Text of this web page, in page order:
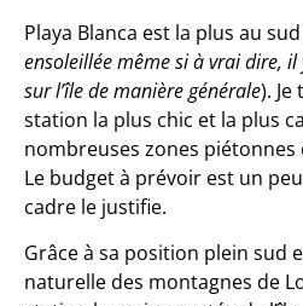
Playa Blanca est la plus au sud
ensoleillée même si à vrai dire,
sur l’île de manière générale). Je
station la plus chic et la plus
nombreuses zones
Le budget à prévoir est un
cadre le justifie.
Grâce à sa position plein sud
naturelle des montagnes de